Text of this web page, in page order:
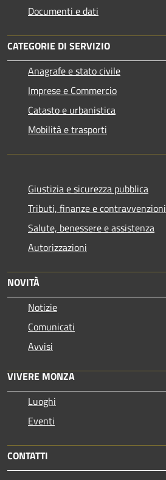
Documenti e dati
CATEGORIE DI SERVIZIO
Anagrafe e stato civile
Imprese e Commercio
Catasto e urbanistica
Mobilità e trasporti
Giustizia e sicurezza pubblica
Tributi, finanze e contravvenzioni
Salute, benessere e assistenza
Autorizzazioni
NOVITÀ
Notizie
Comunicati
Avvisi
VIVERE MONZA
Luoghi
Eventi
CONTATTI